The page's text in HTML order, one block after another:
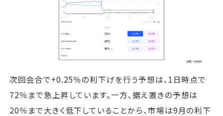
次回会合で+0.25％の利下げを行う予想は、1日時点で
72％まで急上昇しています。一方、据え置きの予想は
20％まで大きく低下していることから、市場は9月の利下